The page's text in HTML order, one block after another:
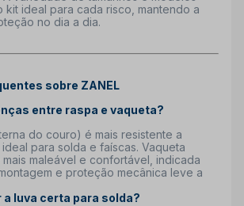
kit ideal para cada risco, mantendo a
no dia a dia.
sobre ZANEL
entre raspa e vaqueta?
do couro) é mais resistente a
para solda e faíscas. Vaqueta
maleável e confortável, indicada
e proteção mecânica leve a
luva certa para solda?